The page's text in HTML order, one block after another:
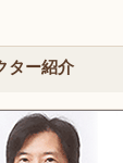
ター紹介